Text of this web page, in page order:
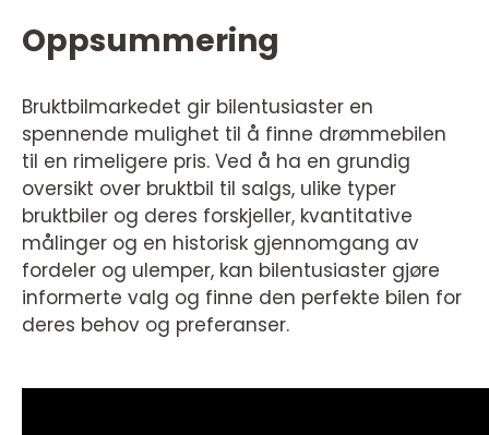
Oppsummering
Bruktbilmarkedet gir bilentusiaster en
spennende mulighet til å finne drømmebilen
til en rimeligere pris. Ved å ha en grundig
oversikt over bruktbil til salgs, ulike typer
bruktbiler og deres forskjeller, kvantitative
målinger og en historisk gjennomgang av
fordeler og ulemper, kan bilentusiaster gjøre
informerte valg og finne den perfekte bilen for
deres behov og preferanser.